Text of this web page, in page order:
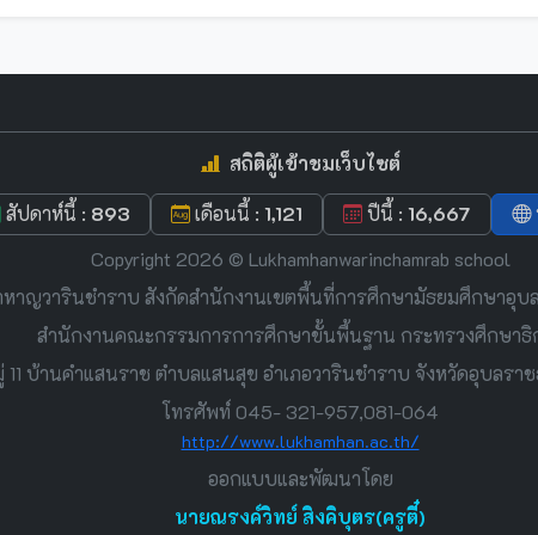
สถิติผู้เข้าชมเว็บไซต์
สัปดาห์นี้ : 893 เดือนนี้ : 1,121 ปีนี้ : 16,667
Copyright 2026 © Lukhamhanwarinchamrab school
หาญวารินชำราบ สังกัดสำนักงานเขตพื้นที่การศึกษามัธยมศึกษาอุบ
สำนักงานคณะกรรมการการศึกษาขั้นพื้นฐาน กระทรวงศึกษาธิ
11 บ้านคำแสนราช ตำบลแสนสุข อำเภอวารินชำราบ จังหวัดอุบลร
โทรศัพท์ 045- 321-957,081-064
http://www.lukhamhan.ac.th/
ออกแบบและพัฒนาโดย
นายณรงค์วิทย์ สิงคิบุตร(ครูตี๋)